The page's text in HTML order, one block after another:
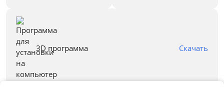
Синий
Серый
Все варианты
3D программа Скачать